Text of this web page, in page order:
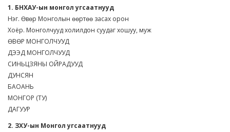
1. БНХАУ-ын монгол угсаатнууд
Нэг. Өвөр Монголын өөртөө засах орон
Хоёр. Монголчууд холилдон суудаг хошуу, муж
ӨВӨР МОНГОЛЧУУД
ДЭЭД МОНГОЛЧУУД
СИНЬЦЗЯНЫ ОЙРАДУУД
ДУНСЯН
БАОАНЬ
МОНГОР (ТУ)
ДАГУУР
2. ЗХУ-ын Монгол угсаатнууд